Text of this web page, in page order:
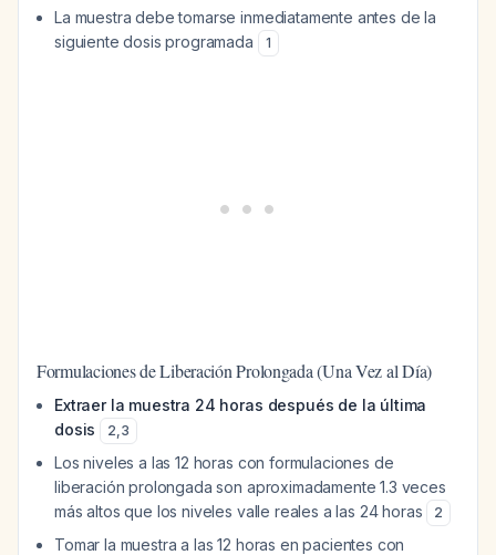
La muestra debe tomarse inmediatamente antes de la
siguiente dosis programada
1
Formulaciones de Liberación Prolongada (Una Vez al Día)
Extraer la muestra 24 horas después de la última
dosis
2,3
Los niveles a las 12 horas con formulaciones de
liberación prolongada son aproximadamente 1.3 veces
más altos que los niveles valle reales a las 24 horas
2
Tomar la muestra a las 12 horas en pacientes con